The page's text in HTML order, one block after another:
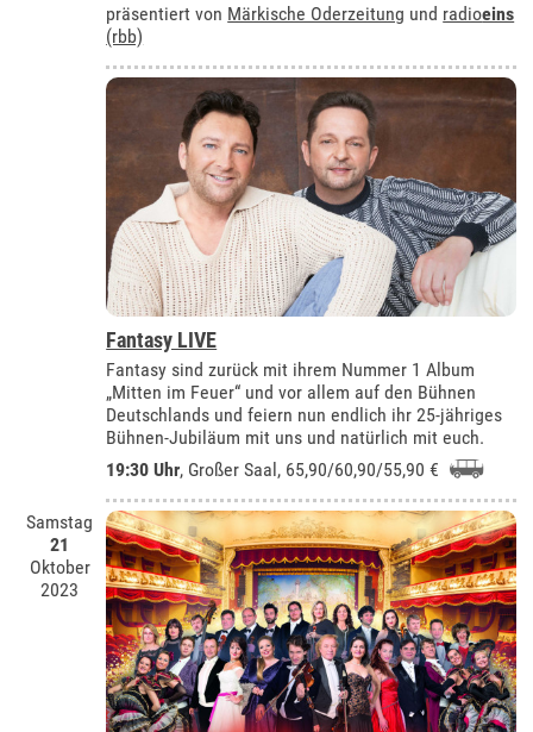
präsentiert von Märkische Oderzeitung und radioeins
(rbb)
Fantasy LIVE
Fantasy sind zurück mit ihrem Nummer 1 Album
„Mitten im Feuer“ und vor allem auf den Bühnen
Deutschlands und feiern nun endlich ihr 25-jähriges
Bühnen-Jubiläum mit uns und natürlich mit euch.
19:30 Uhr, Großer Saal, 65,90/60,90/55,90 €
Samstag
21
Oktober
2023